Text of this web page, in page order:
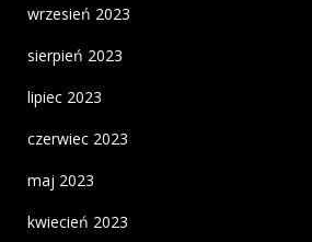
wrzesień 2023
sierpień 2023
lipiec 2023
czerwiec 2023
maj 2023
kwiecień 2023